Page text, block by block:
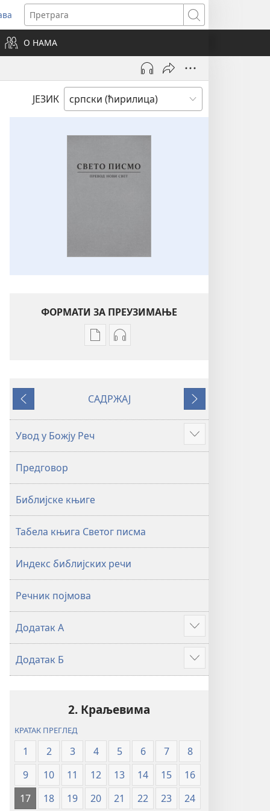
Претрага
О НАМА
ЈЕЗИК
ФОРМАТИ ЗА ПРЕУЗИМАЊЕ
Формати
публикација
свет
издање
из
2019)
Формати
садржаја
свет
издање
из
2019)
Претходно
САДРЖАЈ
Следеће
Увод у Божју Реч Више
Предговор
Библијске књиге
Табела књига Светог писма
Индекс библијских речи
Речник појмова
Додатак А Више
Додатак Б Више
2. Краљевима
КРАТАК ПРЕГЛЕД
1 2 3 4 5 6 7
8
9
10 11 12 13 14 15
16
17
18 19 20 21 22 23 24